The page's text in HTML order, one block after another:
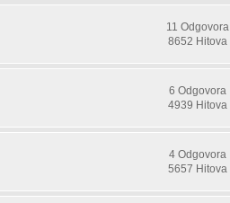
11 Odgovora
8652 Hitova
6 Odgovora
4939 Hitova
4 Odgovora
5657 Hitova